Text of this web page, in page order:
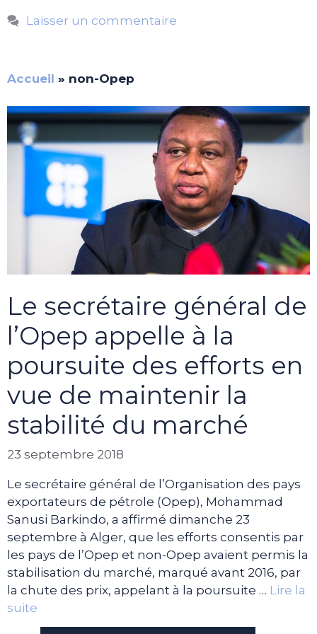
Laisser un commentaire
Accueil » non-Opep
Le secrétaire général de
l’Opep appelle à la
poursuite des efforts en
vue de maintenir la
stabilité du marché
23 septembre 2018
Le secrétaire général de l’Organisation des pays
exportateurs de pétrole (Opep), Mohammad
Sanusi Barkindo, a affirmé dimanche 23
septembre à Alger, que les efforts consentis par
les pays de l’Opep et non-Opep avaient permis la
stabilisation du marché, marqué avant 2016, par
la chute des prix, appelant à la poursuite … Lire la
suite